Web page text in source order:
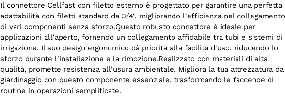
Il connettore Cellfast con filetto esterno è progettato per garantire una perfetta
adattabilità con filetti standard da 3/4", migliorando l'efficienza nel collegamento
di vari componenti senza sforzo.Questo robusto connettore è ideale per
applicazioni all'aperto, fornendo un collegamento affidabile tra tubi e sistemi di
irrigazione. Il suo design ergonomico dà priorità alla facilità d'uso, riducendo lo
sforzo durante l'installazione e la rimozione.Realizzato con materiali di alta
qualità, promette resistenza all'usura ambientale. Migliora la tua attrezzatura da
giardinaggio con questo componente essenziale, trasformando le faccende di
routine in operazioni semplificate.